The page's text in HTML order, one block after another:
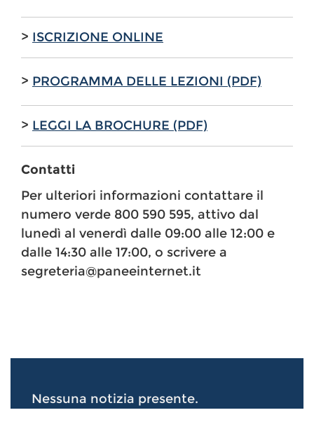
> ISCRIZIONE ONLINE
> PROGRAMMA DELLE LEZIONI (PDF)
> LEGGI LA BROCHURE (PDF)
Contatti
Per ulteriori informazioni contattare il
numero verde 800 590 595, attivo dal
lunedì al venerdì dalle 09:00 alle 12:00 e
dalle 14:30 alle 17:00, o scrivere a
segreteria@paneeinternet.it
Nessuna notizia presente.